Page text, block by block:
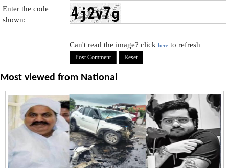
Enter the code
shown:
Can't read the image? clickhere to refresh
Most viewed from National